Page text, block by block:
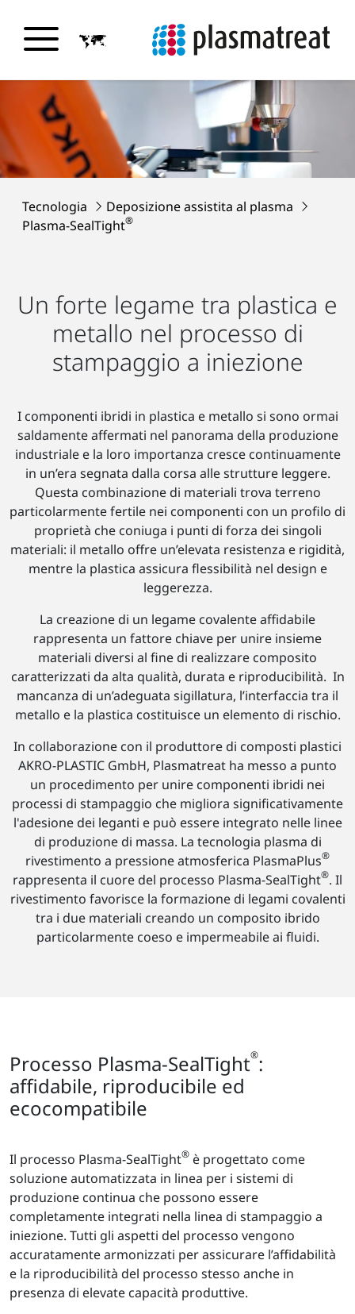
Tecnologia
Deposizione assistita al plasma
Plasma-SealTight®
Un forte legame tra plastica e
metallo nel processo di
stampaggio a iniezione
I componenti ibridi in plastica e metallo si sono ormai
saldamente affermati nel panorama della produzione
industriale e la loro importanza cresce continuamente
in un’era segnata dalla corsa alle strutture leggere.
Questa combinazione di materiali trova terreno
particolarmente fertile nei componenti con un profilo di
proprietà che coniuga i punti di forza dei singoli
materiali: il metallo offre un’elevata resistenza e rigidità,
mentre la plastica assicura flessibilità nel design e
leggerezza.
La creazione di un legame covalente affidabile
rappresenta un fattore chiave per unire insieme
materiali diversi al fine di realizzare composito
caratterizzati da alta qualità, durata e riproducibilità. In
mancanza di un’adeguata sigillatura, l’interfaccia tra il
metallo e la plastica costituisce un elemento di rischio.
In collaborazione con il produttore di composti plastici
AKRO-PLASTIC GmbH, Plasmatreat ha messo a punto
un procedimento per unire componenti ibridi nei
processi di stampaggio che migliora significativamente
l'adesione dei leganti e può essere integrato nelle linee
di produzione di massa. La tecnologia plasma di
rivestimento a pressione atmosferica PlasmaPlus®
rappresenta il cuore del processo Plasma-SealTight®. Il
rivestimento favorisce la formazione di legami covalenti
tra i due materiali creando un composito ibrido
particolarmente coeso e impermeabile ai fluidi.
Processo Plasma-SealTight®:
affidabile, riproducibile ed
ecocompatibile
Il processo Plasma-SealTight® è progettato come
soluzione automatizzata in linea per i sistemi di
produzione continua che possono essere
completamente integrati nella linea di stampaggio a
iniezione. Tutti gli aspetti del processo vengono
accuratamente armonizzati per assicurare l’affidabilità
e la riproducibilità del processo stesso anche in
presenza di elevate capacità produttive.